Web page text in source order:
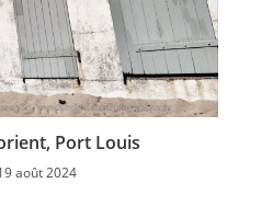
Port Louis
août 2024